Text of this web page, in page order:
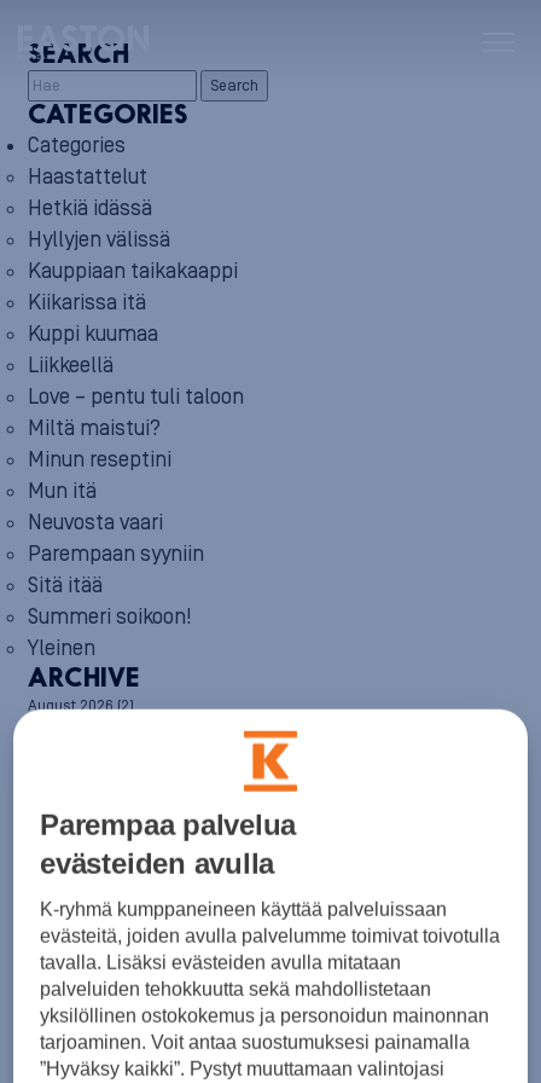
SEARCH
Search
CATEGORIES
Categories
Haastattelut
Hetkiä idässä
Hyllyjen välissä
Kauppiaan taikakaappi
Kiikarissa itä
Kuppi kuumaa
Liikkeellä
Love – pentu tuli taloon
Miltä maistui?
Minun reseptini
Mun itä
Neuvosta vaari
Parempaan syyniin
Sitä itää
Summeri soikoon!
Yleinen
ARCHIVE
August 2026(2)
March 2026(8)
February 2026
(5)
January 2026(6)
December 2025
November 2025
(7)
October 2025(8)
September 2025(5)
August 2025(6)
July 2025(7)
June 2025(7)
May 2025(6)
Parempaa palvelua
evästeiden avulla
K-ryhmä kumppaneineen käyttää palveluissaan
evästeitä, joiden avulla palvelumme toimivat toivotulla
tavalla. Lisäksi evästeiden avulla mitataan
palveluiden tehokkuutta sekä mahdollistetaan
yksilöllinen ostokokemus ja personoidun mainonnan
tarjoaminen. Voit antaa suostumuksesi painamalla
”Hyväksy kaikki”. Pystyt muuttamaan valintojasi